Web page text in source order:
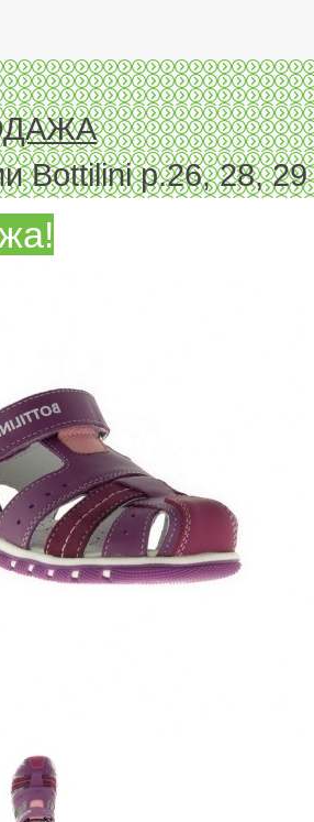
Bottilini р.26, 28, 29